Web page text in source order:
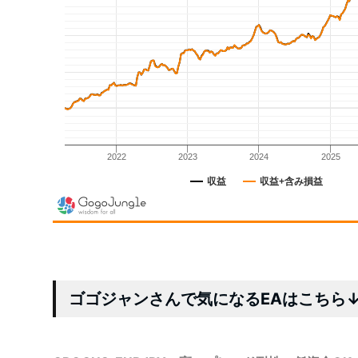
ゴゴジャンさんで気になるEAはこちら